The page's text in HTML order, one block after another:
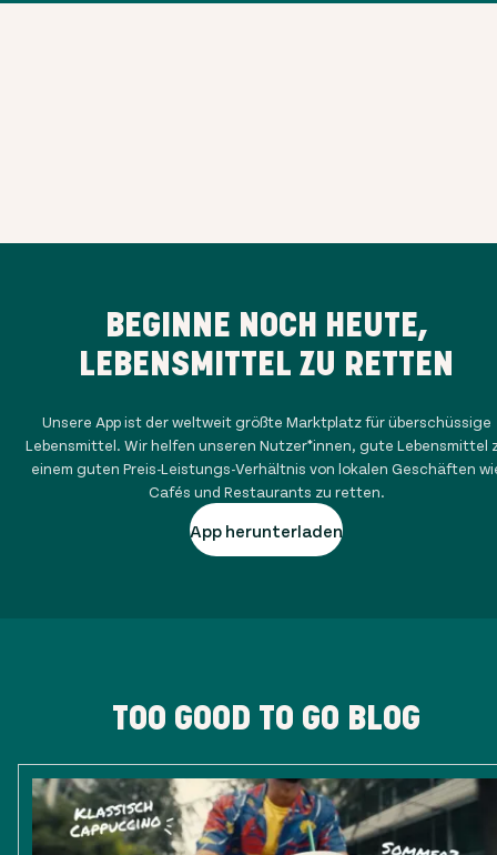
BEGINNE NOCH HEUTE,
LEBENSMITTEL ZU RETTEN
Unsere App ist der weltweit größte Marktplatz für überschüssige
Lebensmittel. Wir helfen unseren Nutzer*innen, gute Lebensmittel
einem guten Preis-Leistungs-Verhältnis von lokalen Geschäften
Cafés und Restaurants zu retten.
App herunterladen
TOO GOOD TO GO BLOG